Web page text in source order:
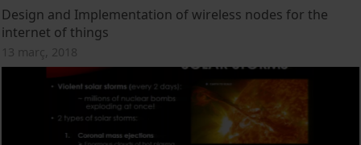
Design and Implementation of wireless nodes for the
internet of things
13 març, 2018